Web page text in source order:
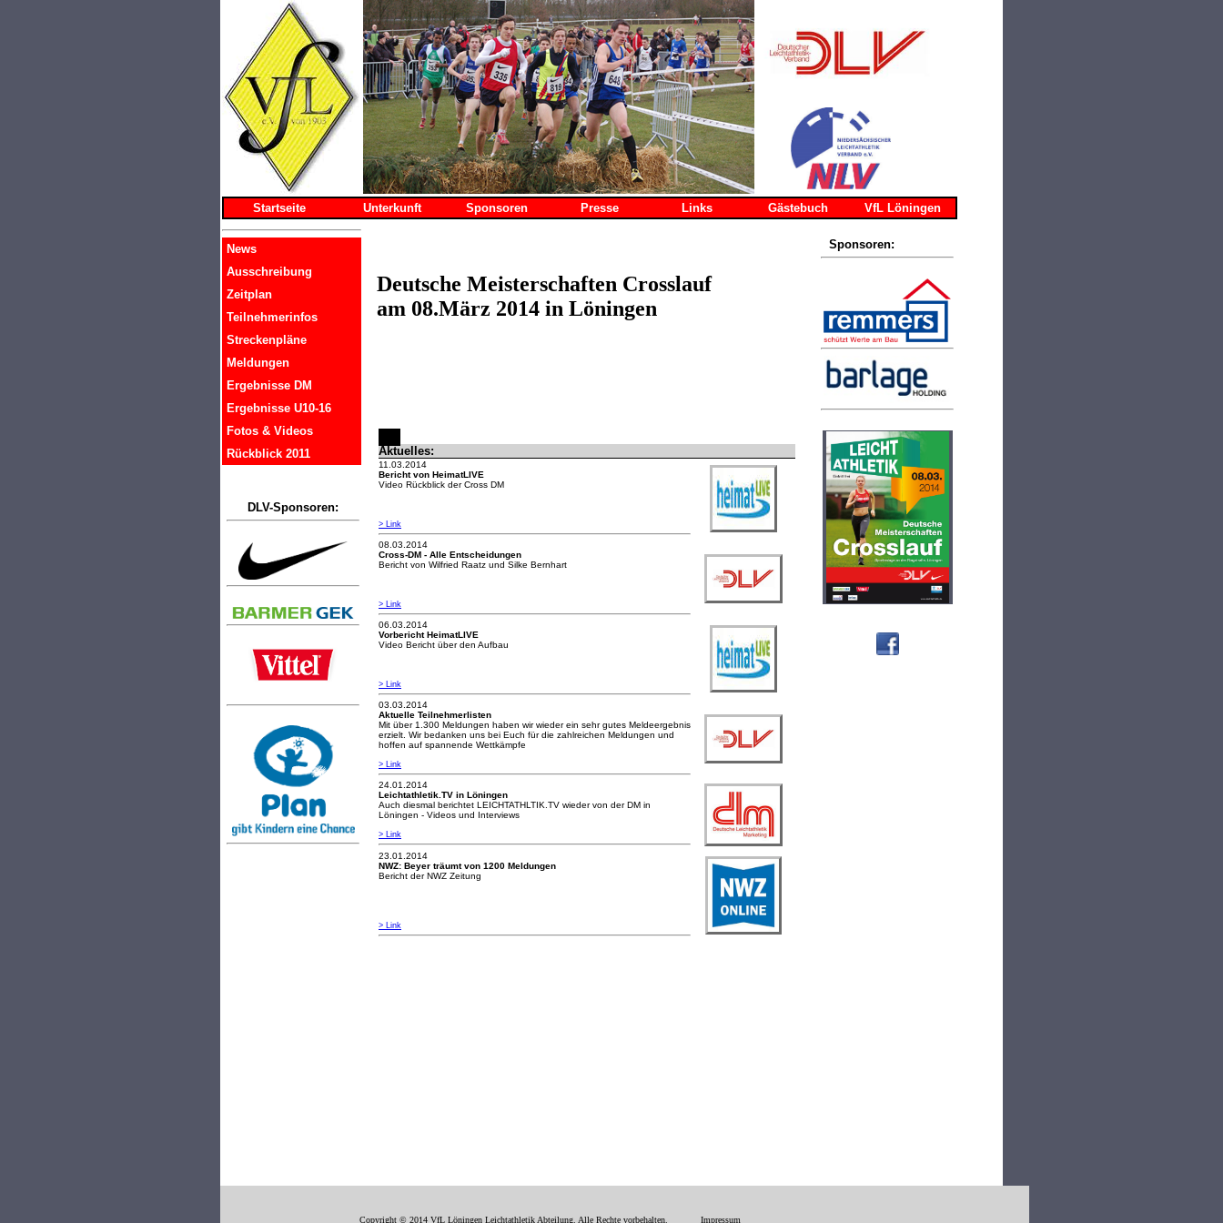
Startseite Unterkunft Sponsoren Presse Links Gästebuch VfL Löningen
News
Ausschreibung
Zeitplan
Teilnehmerinfos
Streckenpläne
Meldungen
Ergebnisse DM
Ergebnisse U10-16
Fotos & Videos
Rückblick 2011
Deutsche Meisterschaften Crosslauf
am 08.März 2014 in Löningen
Aktuelles:
11.03.2014
Bericht von HeimatLIVE
Video Rückblick der Cross DM
> Link
08.03.2014
Cross-DM - Alle Entscheidungen
Bericht von Wilfried Raatz und Silke Bernhart
> Link
06.03.2014
Vorbericht HeimatLIVE
Video Bericht über den Aufbau
> Link
03.03.2014
Aktuelle Teilnehmerlisten
Mit über 1.300 Meldungen haben wir wieder ein sehr gutes Meldeergebnis
erzielt. Wir bedanken uns bei Euch für die zahlreichen Meldungen und
hoffen auf spannende Wettkämpfe
> Link
24.01.2014
Leichtathletik.TV in Löningen
Auch diesmal berichtet LEICHTATHLTIK.TV wieder von der DM in
Löningen - Videos und Interviews
> Link
23.01.2014
NWZ: Beyer träumt von 1200 Meldungen
Bericht der NWZ Zeitung
> Link
Sponsoren:
DLV-Sponsoren:
Copyright © 2014 VfL Löningen Leichtathletik Abteilung. Alle Rechte vorbehalten. Impressum